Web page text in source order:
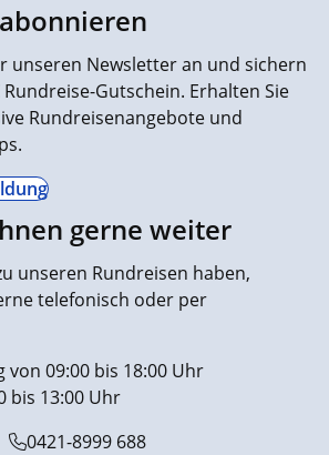
unseren Newsletter an und sichern
Gutschein. Erhalten Sie
Rundreisenangebote und
gerne weiter
unseren Rundreisen haben,
telefonisch oder per
von 09:00 bis 18:00 Uhr
bis 13:00 Uhr
0421-8999 688